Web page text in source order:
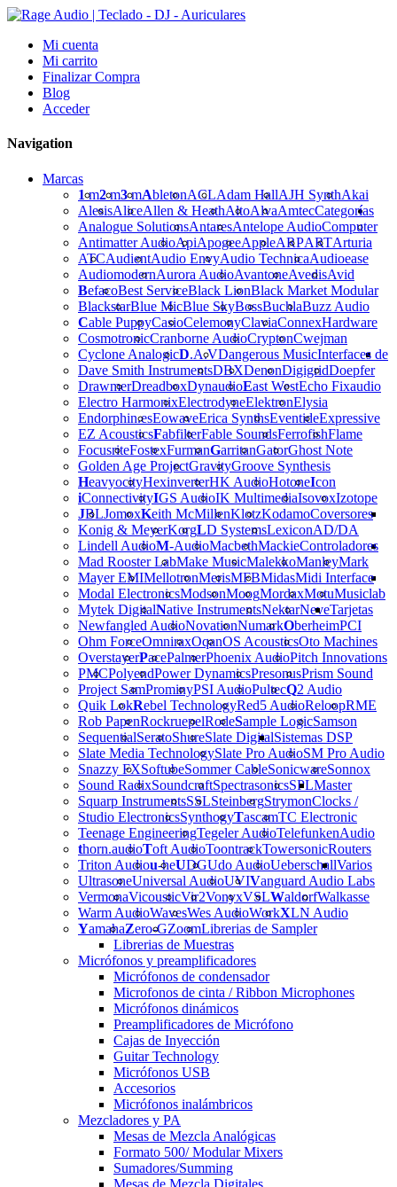
Mi cuenta
Mi carrito
Finalizar Compra
Blog
Acceder
Navigation
Marcas
1m2m3mAbletonACLAdam HallAJH SynthAkai
AlesisAliceAllen & HeathAltoAlvaAmtec
Analogue SolutionsAntaresAntelope Audio
Antimatter AudioApiApogeeAppleARPARTArturia
ATCAudientAudio EnvyAudio TechnicaAudioease
AudiomodernAurora AudioAvantoneAvedisAvid
BefacoBest ServiceBlack LionBlack Market Modular
BlackstarBlue MicBlue SkyBossBuchlaBuzz Audio
Cable PuppyCasioCelemonyClaviaConnex
CosmotronicCranborne AudioCryptonCwejman
Cyclone AnalogicD.A.VDangerous Music
Dave Smith InstrumentsDBXDenonDigigridDoepfer
DrawmerDreadboxDynaudioEast WestEcho Fix
Electro HarmonixElectrodyneElektronElysia
Endorphin.esEowaveErica SynthsEventideExpressive
EZ AcousticsFabfilterFable SoundsFerrofishFlame
FocusriteFostexFurmanGarritanGatorGhost Note
Golden Age ProjectGravityGroove Synthesis
HeavyocityHexinverterHK AudioHotoneIcon
iConnectivityIGS AudioIK MultimediaIsovoxIzotope
JBLJomoxKeith McMillenKlotzKodamo
Konig & MeyerKorgLD SystemsLexicon
Lindell AudioM-AudioMacbethMackie
Mad Rooster LabMake MusicMalekkoManleyMark
Mayer EMIMellotronMerisMFBMidas
Modal ElectronicsModsonMoogMordaxMotuMusiclab
Mytek DigitalNative InstrumentsNektarNeve
Newfangled AudioNovationNumarkOberheim
Ohm ForceOmniraxOqanOS AcousticsOto Machines
OverstayerPacePalmerPhoenix AudioPitch Innovations
PMCPolyendPower DynamicsPresonusPrism Sound
Project SamProminyPSI AudioPultecQ2 Audio
Quik LokRebel TechnologyRed5 AudioReloopRME
Rob PapenRockruepelRodeSample LogicSamson
SequentialSeratoShureSlate Digital
Slate Media TechnologySlate Pro AudioSM Pro Audio
Snazzy FXSoftubeSommer CableSonicwareSonnox
Sound RadixSoundcraftSpectrasonicsSPL
Squarp InstrumentsSSLSteinbergStrymon
Studio ElectronicsSynthogyTascamTC Electronic
Teenage EngineeringTegeler AudioTelefunken
thorn.audioToft AudioToontrackTowersonic
Triton Audiou-heUDGUdo AudioUeberschall
UltrasoneUniversal AudioUVIVanguard Audio Labs
VermonaVicousticVir2VonyxVSLWaldorfWalkasse
Warm AudioWavesWes AudioWorkXLN Audio
YamahaZero-GZoom
Categorías
Computer
Hardware
Interfaces de
audio
Coversores
AD/DA
Controladores
Midi Interface
Tarjetas
PCI
Sistemas DSP
Master
Clocks /
Audio
Routers
Varios
Librerias de Sampler
Librerias de Muestras
Micrófonos y preamplificadores
Micrófonos de condensador
Microfonos de cinta / Ribbon Microphones
Micrófonos dinámicos
Preamplificadores de Micrófono
Cajas de Inyección
Guitar Technology
Micrófonos USB
Accesorios
Micrófonos inalámbricos
Mezcladores y PA
Mesas de Mezcla Analógicas
Formato 500/ Modular Mixers
Sumadores/Summing
Mesas de Mezcla Digitales